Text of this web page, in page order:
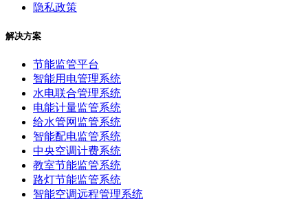
隐私政策
解决方案
节能监管平台
智能用电管理系统
水电联合管理系统
电能计量监管系统
给水管网监管系统
智能配电监管系统
中央空调计费系统
教室节能监管系统
路灯节能监管系统
智能空调远程管理系统